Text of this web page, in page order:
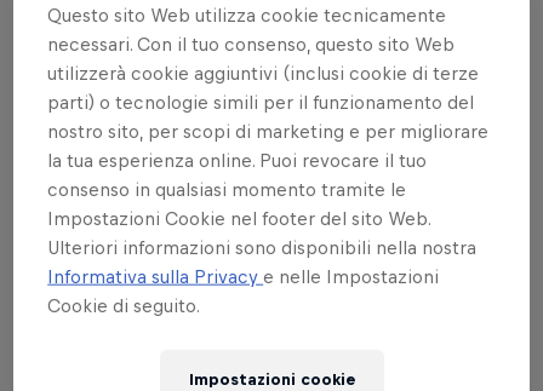
Criteri di giudizio
I criteri e il sistema di valutazioni utilizzati durante il
Red Bull King of the Air sono unici nel loro genere
e non sono conformi a nessun'altra lega o
organizzazione di kitesurf o kiteboard. Il sistema e i
criteri sono stati sviluppati appositamente (e
vengono costantemente aggiornati) in base
all'evoluzione dello sport e alle esigenze
dell'evento.
Questo sito Web utilizza cookie tecnicamente
necessari. Con il tuo consenso, questo sito Web
utilizzerà cookie aggiuntivi (inclusi cookie di terze
parti) o tecnologie simili per il funzionamento del
nostro sito, per scopi di marketing e per migliorare
la tua esperienza online. Puoi revocare il tuo
consenso in qualsiasi momento tramite le
Impostazioni Cookie nel footer del sito Web.
Ulteriori informazioni sono disponibili nella nostra
Informativa sulla Privacye nelle Impostazioni
Cookie di seguito.
Impostazioni cookie